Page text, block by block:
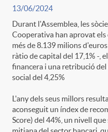
13/06/2024
Durant l'Assemblea, les
Cooperativa han aprovat els
més de 8.139 milions
ràtio de capital del 17,1% -,
financera i una retribució
social del 4,25%
L'any dels seus millors
aconseguit un índex de
Score) del 44%, un nivell